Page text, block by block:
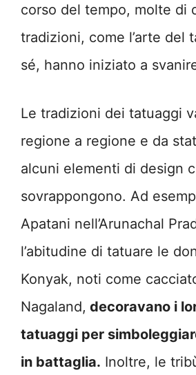
corso del tempo, molte di
tradizioni, come l’arte del
sé, hanno iniziato a
Le tradizioni dei tatuaggi
regione a regione e da
alcuni elementi di design
sovrappongono. Ad
Apatani nell’Arunachal
l’abitudine di tatuare le
Konyak, noti come
Nagaland, decoravano i
tatuaggi per
in battaglia. Inoltre, le